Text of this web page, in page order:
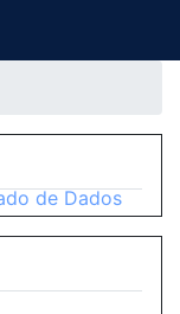
de Dados